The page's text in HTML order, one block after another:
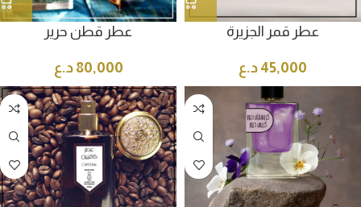
عطر قطن حرير
80,000 د.ع
عطر قمر الجزيرة
45,000 د.ع